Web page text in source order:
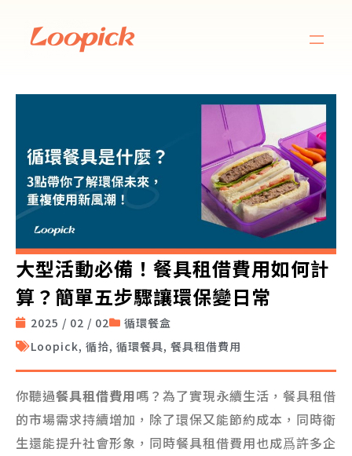
大型活動必備！餐具租借費用如何計
算？簡單五步驟讓環保變日常
2025 / 02 / 02
循環餐盒
Loopick, 循拾, 循環餐具, 餐具租借費用
你聽過餐具租借費用嗎？為了實現永續生活，餐具租借
的市場需求持續增加，除了環保又能節約成本，同時衛
生還能提升社會形象，同時餐具租借費用也成爲許多企